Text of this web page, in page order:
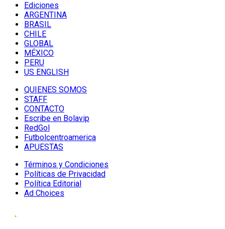
Ediciones
ARGENTINA
BRASIL
CHILE
GLOBAL
MÉXICO
PERU
US ENGLISH
QUIENES SOMOS
STAFF
CONTACTO
Escribe en Bolavip
RedGol
Futbolcentroamerica
APUESTAS
Términos y Condiciones
Políticas de Privacidad
Política Editorial
Ad Choices